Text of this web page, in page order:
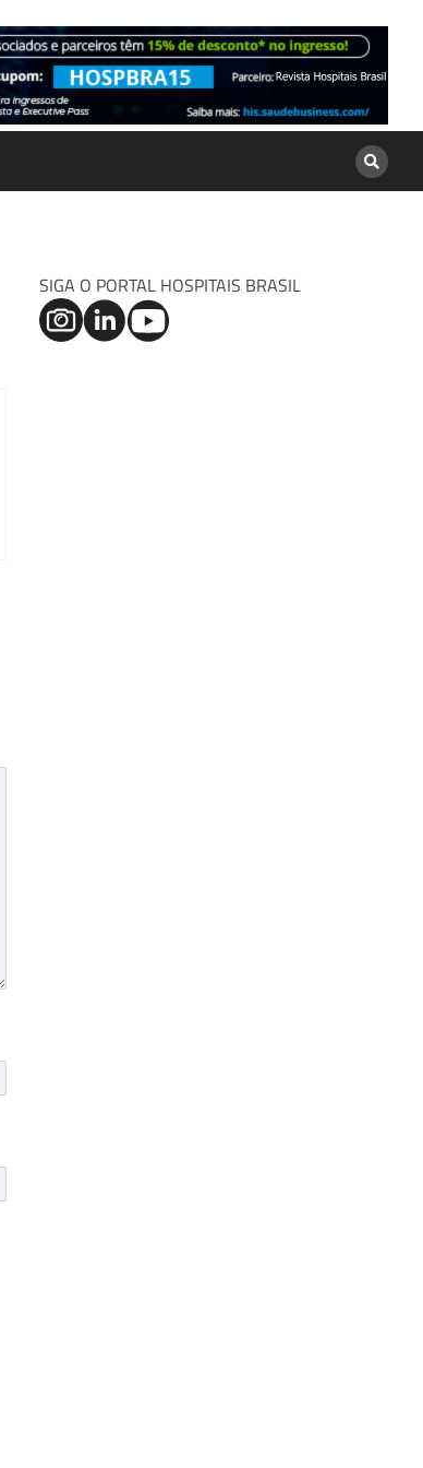
SIGA O PORTAL HOSPITAIS BRASIL